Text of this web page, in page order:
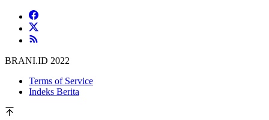
BRANI.ID 2022
Terms of Service
Indeks Berita